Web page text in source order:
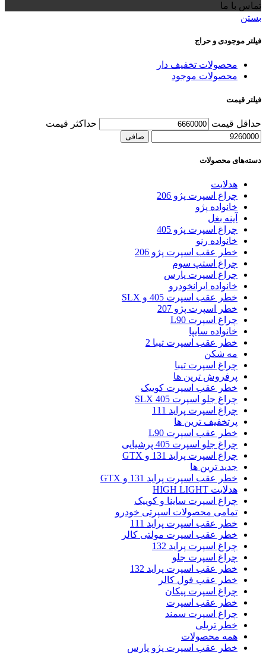
تماس با ما
بستن
فیلتر موجودی و حراج
محصولات تخفیف دار
محصولات موجود
فیلتر قیمت
حداقل قیمت حداكثر قيمت
صافی
دسته‌های محصولات
هدلایت
چراغ اسپرت پژو 206
خانواده پژو
آینه بغل
چراغ اسپرت پژو 405
خانواده رنو
خطر عقب اسپرت پژو 206
چراغ استپ سوم
چراغ اسپرت پارس
خانواده ایرانخودرو
خطر عقب اسپرت 405 و SLX
خطر اسپرت پژو 207
چراغ اسپرت L90
خانواده سایپا
خطر عقب اسپرت تیبا 2
مه شکن
چراغ اسپرت تیبا
پرفروش ترین ها
خطر عقب اسپرت کوییک
چراغ جلو اسپرت 405 SLX
چراغ اسپرت پراید 111
پرتخفیف ترین ها
خطر عقب اسپرت L90
چراغ جلو اسپرت 405 پرشیایی
چراغ اسپرت پراید 131 و GTX
جدید ترین ها
خطر عقب اسپرت پراید 131 و GTX
هدلایت HIGH LIGHT
چراغ اسپرت ساینا و کوییک
تمامی محصولات اسپرتی خودرو
خطر عقب اسپرت پراید 111
خطر عقب اسپرت مولتی کالر
چراغ اسپرت پراید 132
چراغ اسپرت جلو
خطر عقب اسپرت پراید 132
خطر عقب فول کالر
چراغ اسپرت پیکان
خطر عقب اسپرت
چراغ اسپرت سمند
خطر تریلی
همه محصولات
خطر عقب اسپرت پژو پارس